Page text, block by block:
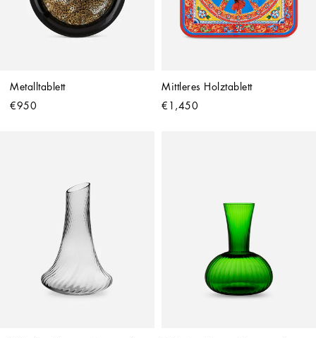
Metalltablett
€950
Mittleres Holztablett
€1,450